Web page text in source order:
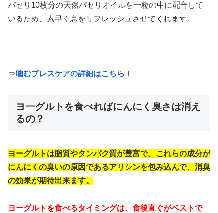
パセリ10枚分の天然パセリオイルを一粒の中に配合して
いるため、素早く息をリフレッシュさせてくれます。
⇒噛むブレスケアの詳細はこちら！
ヨーグルトを食べればにんにく臭さは消え
るの？
ヨーグルトは脂質やタンパク質が豊富で、これらの成分が
にんにくの臭いの原因であるアリシンを包み込んで、消臭
の効果が期待出来ます。
ヨーグルトを食べるタイミングは、食後直ぐがベストで